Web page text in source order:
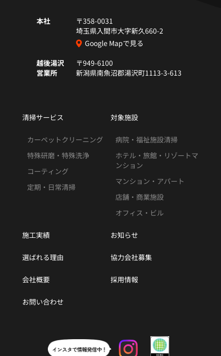
本社
〒358-0031
埼玉県入間市大字新久660-2
Google Mapで見る
越後湯沢
営業所
〒949-6100
新潟県南魚沼郡湯沢町1113-3-613
清掃サービス
カーペットクリーニング
特殊研磨・特殊洗浄
コーティング
定期・日常清掃
対象施設
病院・福祉施設清掃
ホテル・旅館・リゾートマ
ンション
マンション・アパート
店舗・商業施設
オフィス・ビル
施工実績
選ばれる理由
会社概要
お問い合わせ
お知らせ
協力会社募集
採用情報